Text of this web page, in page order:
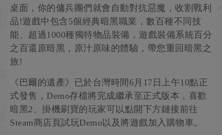
桌面，你的傭兵團們就會自動對抗惡魔，收割戰利
品!遊戲中包含5個經典暗黑職業，數百種不同技
能、超過1000種獨特物品裝備，遊戲裝備系統百分
之百還原暗黑，原汁原味的體驗，帶您重回暗黑之
旅!
《巴爾的遺產》已於台灣時間6月17日上午10點正
式發售，Demo存檔將完成繼承至正式版本，喜歡
暗黑2、掛機刷寶的玩家可以點開下方鏈接前往
Steam商店頁試玩Demo以及將遊戲加入購物車。